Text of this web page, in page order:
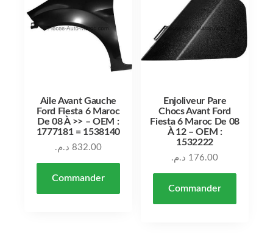
Aile Avant Gauche
Ford Fiesta 6 Maroc
De 08 À >> – OEM :
1777181 = 1538140
832.00 د.م.
Commander
Enjoliveur Pare
Chocs Avant Ford
Fiesta 6 Maroc De 08
À 12 – OEM :
1532222
176.00 د.م.
Commander